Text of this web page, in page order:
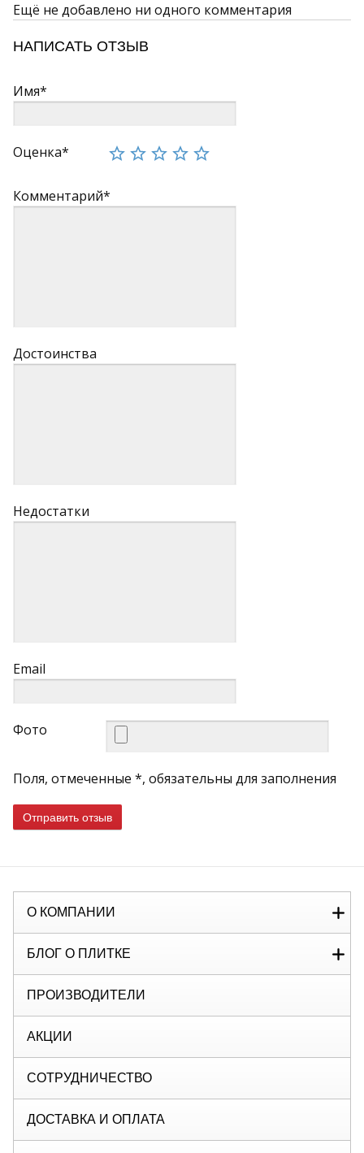
Ещё не добавлено ни одного комментария
НАПИСАТЬ ОТЗЫВ
Имя*
Оценка*
Комментарий*
Достоинства
Недостатки
Email
Фото
Поля, отмеченные *, обязательны для заполнения
Отправить отзыв
О КОМПАНИИ
БЛОГ О ПЛИТКЕ
ПРОИЗВОДИТЕЛИ
АКЦИИ
СОТРУДНИЧЕСТВО
ДОСТАВКА И ОПЛАТА